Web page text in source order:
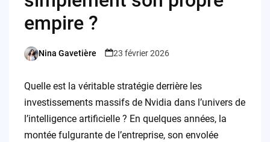
empire ?
Posted
Nina Gavetière 23 février 2026
Quelle est la véritable stratégie derrière les
investissements massifs de Nvidia dans l’univers de
l’intelligence artificielle ? En quelques années, la
montée fulgurante de l’entreprise, son envolée